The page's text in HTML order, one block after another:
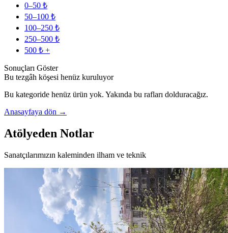
0–50 ₺
50–100 ₺
100–250 ₺
250–500 ₺
500 ₺ +
Sonuçları Göster
Bu tezgâh köşesi henüz kuruluyor
Bu kategoride henüz ürün yok. Yakında bu rafları dolduracağız.
Anasayfaya dön →
Atölyeden Notlar
Sanatçılarımızın kaleminden ilham ve teknik